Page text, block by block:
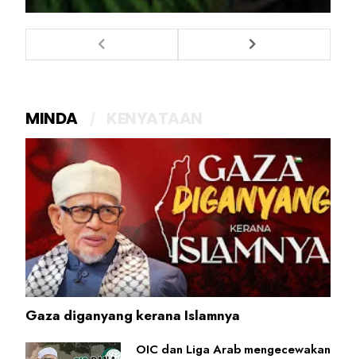
MINDA
Gaza diganyang kerana Islamnya
OIC dan Liga Arab mengecewakan